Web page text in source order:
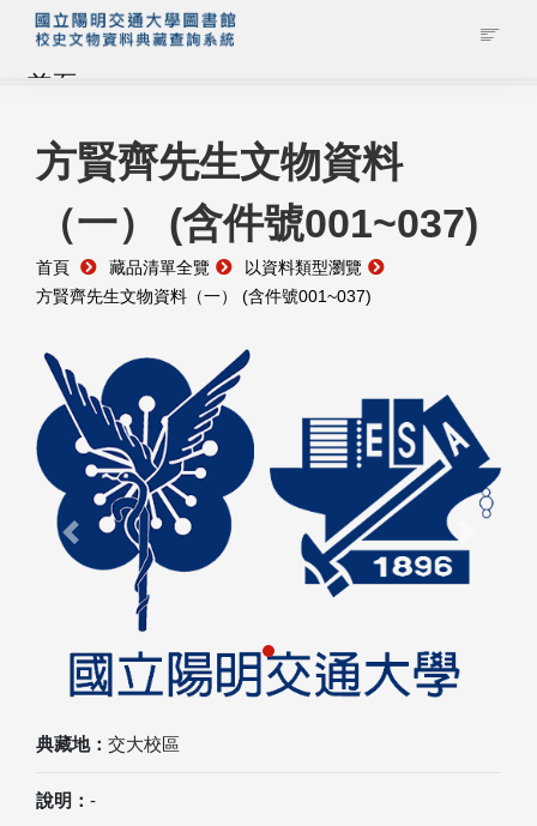
首頁
藏品查詢
校史館簡介
藏品清單全覽
資料調閱申請
管理者登入
方賢齊先生文物資料
（一） (含件號001~037)
首頁 藏品清單全覽
以資料類型瀏覽
方賢齊先生文物資料（一） (含件號001~037)
典藏地： 交大校區
說明： -
Previous